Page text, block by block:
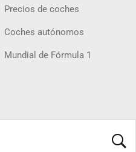
Precios de coches
Coches autónomos
Mundial de Fórmula 1